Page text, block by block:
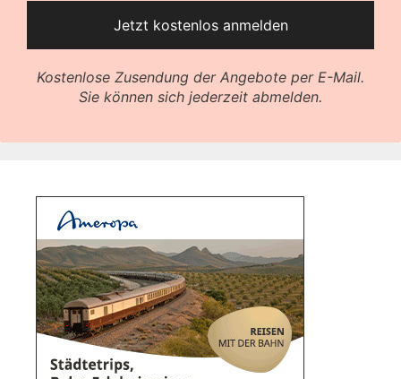
Kostenlose Zusendung der Angebote per E-Mail.
Sie können sich jederzeit abmelden.